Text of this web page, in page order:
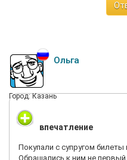
Ольга
Город: Казань
впечатление
Покупали с супругом
Обращались к ним не первый